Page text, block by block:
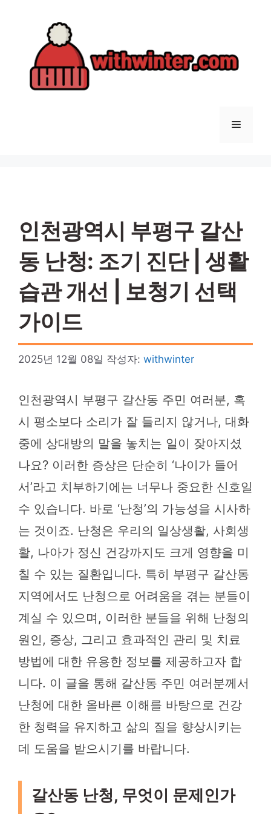
메
인천광역시 부평구 갈산
동 난청: 조기 진단 | 생활
습관 개선 | 보청기 선택
가이드
2025년 12월 08일 작성자: withwinter
인천광역시 부평구 갈산동 주민 여러분, 혹
시 평소보다 소리가 잘 들리지 않거나, 대화
중에 상대방의 말을 놓치는 일이 잦아지셨
나요? 이러한 증상은 단순히 ‘나이가 들어
서’라고 치부하기에는 너무나 중요한 신호일
수 있습니다. 바로 ‘난청’의 가능성을 시사하
는 것이죠. 난청은 우리의 일상생활, 사회생
활, 나아가 정신 건강까지도 크게 영향을 미
칠 수 있는 질환입니다. 특히 부평구 갈산동
지역에서도 난청으로 어려움을 겪는 분들이
계실 수 있으며, 이러한 분들을 위해 난청의
원인, 증상, 그리고 효과적인 관리 및 치료
방법에 대한 유용한 정보를 제공하고자 합
니다. 이 글을 통해 갈산동 주민 여러분께서
난청에 대한 올바른 이해를 바탕으로 건강
한 청력을 유지하고 삶의 질을 향상시키는
데 도움을 받으시기를 바랍니다.
갈산동 난청, 무엇이 문제인가